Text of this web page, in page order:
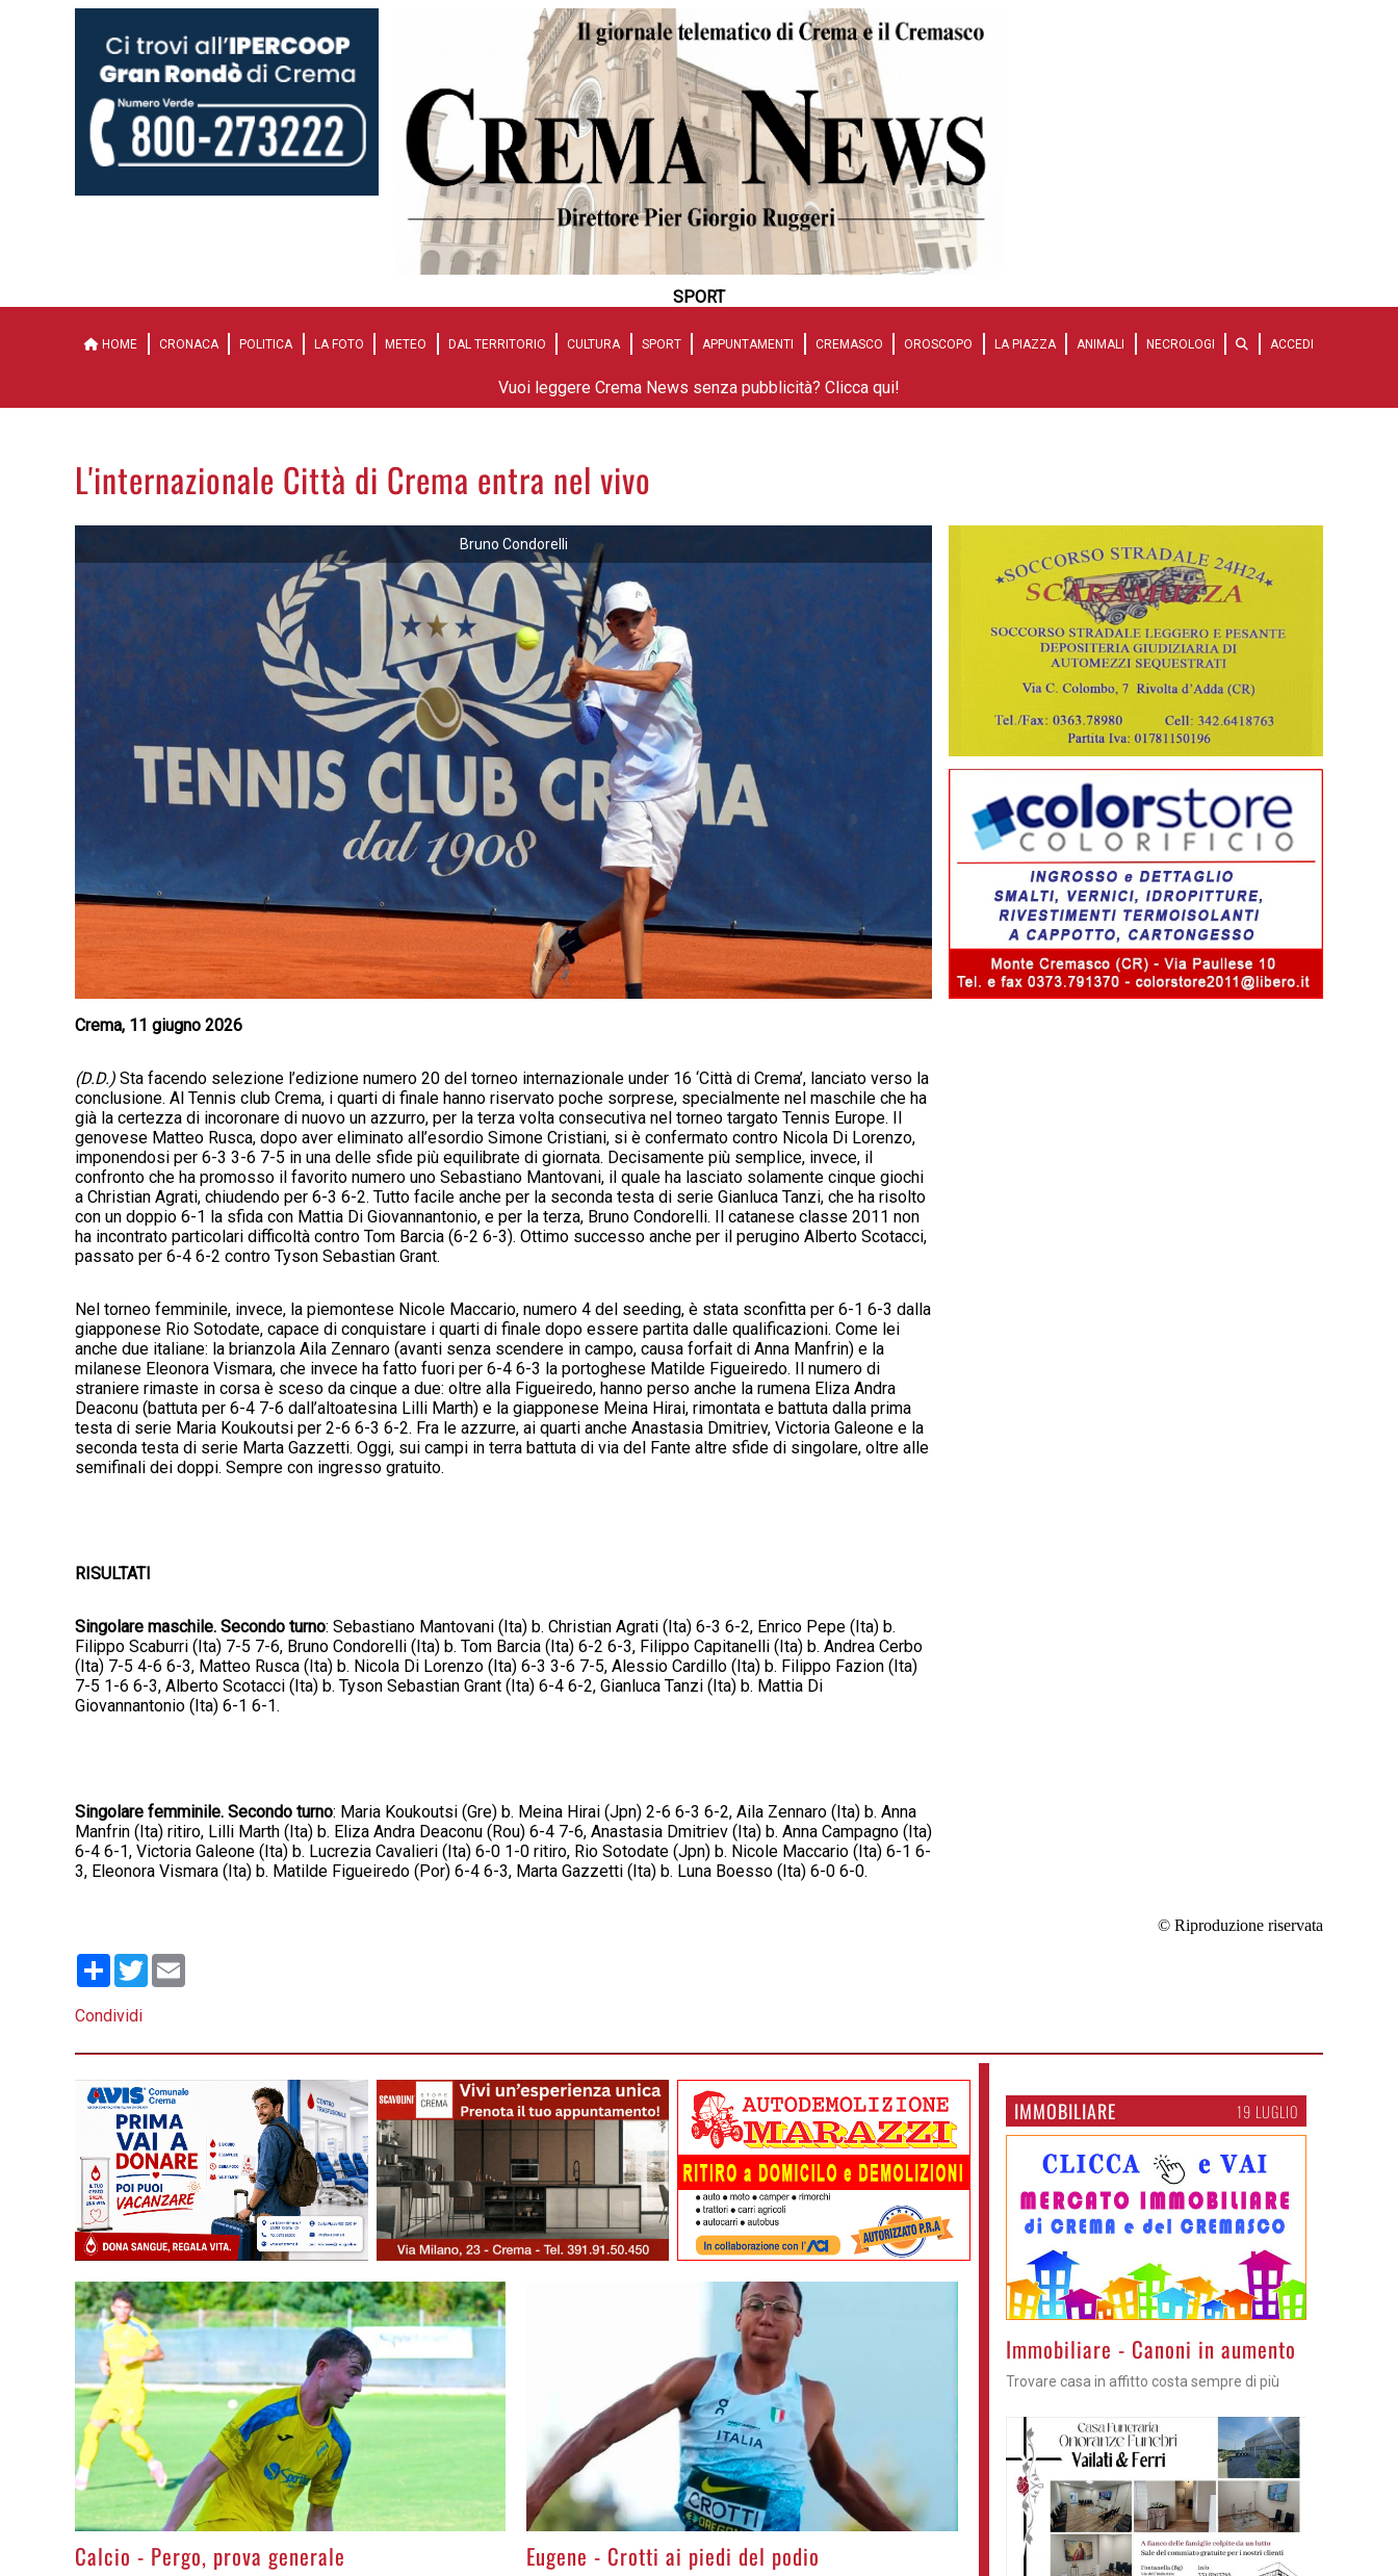
SPORT
HOME CRONACA POLITICA LA FOTO METEO DAL TERRITORIO CULTURA SPORT APPUNTAMENTI CREMASCO OROSCOPO LA PIAZZA ANIMALI NECROLOGI ACCEDI
Vuoi leggere Crema News senza pubblicità? Clicca qui!
L'internazionale Città di Crema entra nel vivo
Bruno Condorelli
Crema, 11 giugno 2026
(D.D.) Sta facendo selezione l’edizione numero 20 del torneo internazionale under 16 ‘Città di Crema’, lanciato verso la
conclusione. Al Tennis club Crema, i quarti di finale hanno riservato poche sorprese, specialmente nel maschile che ha
già la certezza di incoronare di nuovo un azzurro, per la terza volta consecutiva nel torneo targato Tennis Europe. Il
genovese Matteo Rusca, dopo aver eliminato all’esordio Simone Cristiani, si è confermato contro Nicola Di Lorenzo,
imponendosi per 6-3 3-6 7-5 in una delle sfide più equilibrate di giornata. Decisamente più semplice, invece, il
confronto che ha promosso il favorito numero uno Sebastiano Mantovani, il quale ha lasciato solamente cinque giochi
a Christian Agrati, chiudendo per 6-3 6-2. Tutto facile anche per la seconda testa di serie Gianluca Tanzi, che ha risolto
con un doppio 6-1 la sfida con Mattia Di Giovannantonio, e per la terza, Bruno Condorelli. Il catanese classe 2011 non
ha incontrato particolari difficoltà contro Tom Barcia (6-2 6-3). Ottimo successo anche per il perugino Alberto Scotacci,
passato per 6-4 6-2 contro Tyson Sebastian Grant.
Nel torneo femminile, invece, la piemontese Nicole Maccario, numero 4 del seeding, è stata sconfitta per 6-1 6-3 dalla
giapponese Rio Sotodate, capace di conquistare i quarti di finale dopo essere partita dalle qualificazioni. Come lei
anche due italiane: la brianzola Aila Zennaro (avanti senza scendere in campo, causa forfait di Anna Manfrin) e la
milanese Eleonora Vismara, che invece ha fatto fuori per 6-4 6-3 la portoghese Matilde Figueiredo. Il numero di
straniere rimaste in corsa è sceso da cinque a due: oltre alla Figueiredo, hanno perso anche la rumena Eliza Andra
Deaconu (battuta per 6-4 7-6 dall’altoatesina Lilli Marth) e la giapponese Meina Hirai, rimontata e battuta dalla prima
testa di serie Maria Koukoutsi per 2-6 6-3 6-2. Fra le azzurre, ai quarti anche Anastasia Dmitriev, Victoria Galeone e la
seconda testa di serie Marta Gazzetti. Oggi, sui campi in terra battuta di via del Fante altre sfide di singolare, oltre alle
semifinali dei doppi. Sempre con ingresso gratuito.
RISULTATI
Singolare maschile. Secondo turno: Sebastiano Mantovani (Ita) b. Christian Agrati (Ita) 6-3 6-2, Enrico Pepe (Ita) b.
Filippo Scaburri (Ita) 7-5 7-6, Bruno Condorelli (Ita) b. Tom Barcia (Ita) 6-2 6-3, Filippo Capitanelli (Ita) b. Andrea Cerbo
(Ita) 7-5 4-6 6-3, Matteo Rusca (Ita) b. Nicola Di Lorenzo (Ita) 6-3 3-6 7-5, Alessio Cardillo (Ita) b. Filippo Fazion (Ita)
7-5 1-6 6-3, Alberto Scotacci (Ita) b. Tyson Sebastian Grant (Ita) 6-4 6-2, Gianluca Tanzi (Ita) b. Mattia Di
Giovannantonio (Ita) 6-1 6-1.
Singolare femminile. Secondo turno: Maria Koukoutsi (Gre) b. Meina Hirai (Jpn) 2-6 6-3 6-2, Aila Zennaro (Ita) b. Anna
Manfrin (Ita) ritiro, Lilli Marth (Ita) b. Eliza Andra Deaconu (Rou) 6-4 7-6, Anastasia Dmitriev (Ita) b. Anna Campagno (Ita)
6-4 6-1, Victoria Galeone (Ita) b. Lucrezia Cavalieri (Ita) 6-0 1-0 ritiro, Rio Sotodate (Jpn) b. Nicole Maccario (Ita) 6-1 6-
3, Eleonora Vismara (Ita) b. Matilde Figueiredo (Por) 6-4 6-3, Marta Gazzetti (Ita) b. Luna Boesso (Ita) 6-0 6-0.
© Riproduzione riservata
Condividi
Twitter
Condividi
>
Calcio - Pergo, prova generale >
Eugene - Crotti ai piedi del podio
IMMOBILIARE 19 LUGLIO
Immobiliare - Canoni in aumento
Trovare casa in affitto costa sempre di più